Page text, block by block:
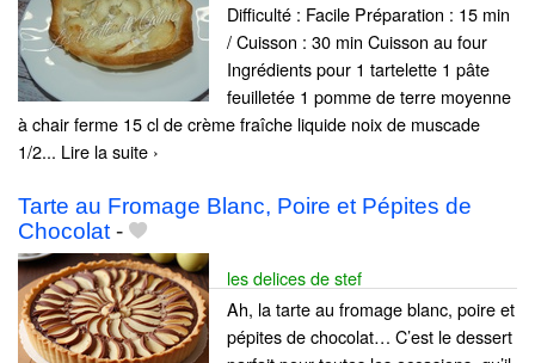
Difficulté : Facile Préparation : 15 min
/ Cuisson : 30 min Cuisson au four
Ingrédients pour 1 tartelette 1 pâte
feuilletée 1 pomme de terre moyenne
à chair ferme 15 cl de crème fraîche liquide noix de muscade
1/2... Lire la suite ›
Tarte au Fromage Blanc, Poire et Pépites de
Chocolat -
les delices de stef
Ah, la tarte au fromage blanc, poire et
pépites de chocolat… C’est le dessert